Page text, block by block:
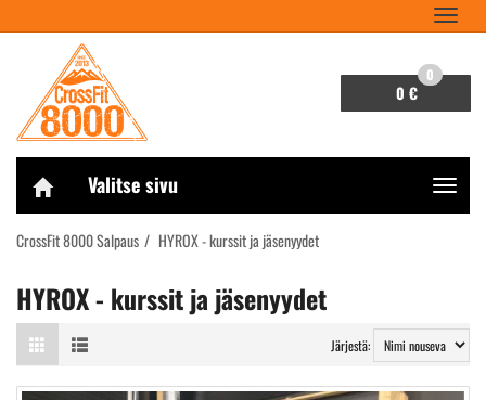
0 €
0
Valitse sivu
CrossFit 8000 Salpaus HYROX - kurssit ja jäsenyydet
HYROX - kurssit ja jäsenyydet
Järjestä: